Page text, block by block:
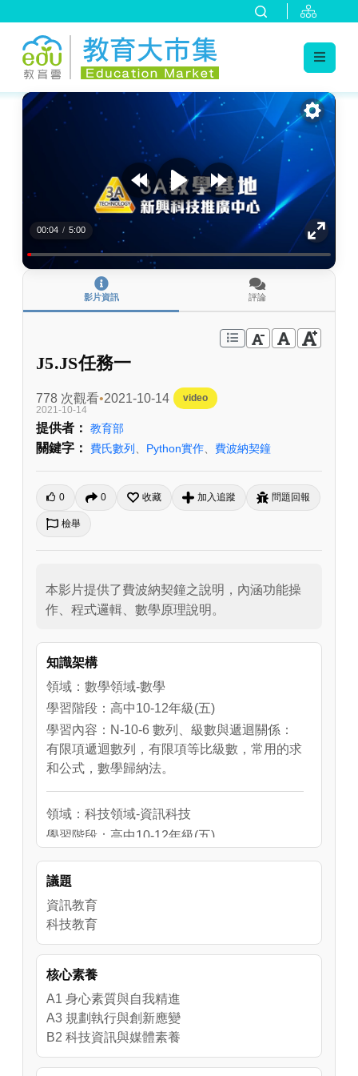
:::
00:04 / 5:00
影片資訊 評論
J5.JS任務一
778 次觀看 2021-10-14
video
2021-10-14
提供者： 教育部
關鍵字： 費氏數列 Python實作 費波納契鐘
0 0 收藏 加入追蹤 問題回報
檢舉
本影片提供了費波納契鐘之說明，內涵功能操
作、程式邏輯、數學原理說明。
知識架構
領域：數學領域-數學
學習階段：高中10-12年級(五)
學習內容：N-10-6 數列、級數與遞迴關係：
有限項遞迴數列，有限項等比級數，常用的求
和公式，數學歸納法。
領域：科技領域-資訊科技
學習階段：高中10-12年級(五)
實作。
資 P-Ⅴ-2 陣列資料結構的程式設計實作。
資 P-Ⅴ-3 重要演算法的程式設計實作。
資 T-Ⅴ-1 數位合作共創的概念與工具使用。
資 H-Ⅴ-3 資訊科技對人與社會的影響與衝
擊。
生 N-Ⅴ-2 工程、科技、科學與數學的統整與
應用。
生 P-Ⅴ-1 工程設計與實作。
生 S-Ⅴ-1 工程科技議題的探究。
議題
資訊教育
科技教育
核心素養
A1 身心素質與自我精進
A3 規劃執行與創新應變
B2 科技資訊與媒體素養